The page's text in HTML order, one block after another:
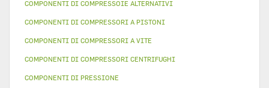
COMPONENTI DI COMPRESSOIE ALTERNATIVI
COMPONENTI DI COMPRESSORI A PISTONI
COMPONENTI DI COMPRESSORI A VITE
COMPONENTI DI COMPRESSORI CENTRIFUGHI
COMPONENTI DI PRESSIONE